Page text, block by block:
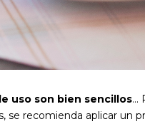
uso son bien sencillos...
se recomienda aplicar un